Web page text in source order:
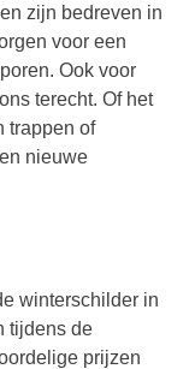
zijn bedreven in
voor een
Ook voor
terecht. Of het
trappen of
nieuwe
winterschilder in
tijdens de
prijzen